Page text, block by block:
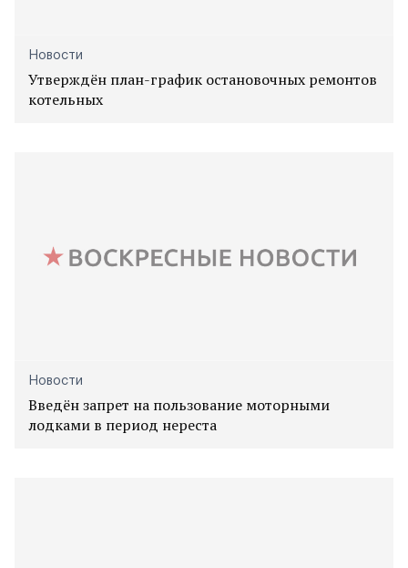
Новости
Утверждён план-график остановочных ремонтов
котельных
Новости
Введён запрет на пользование моторными
лодками в период нереста